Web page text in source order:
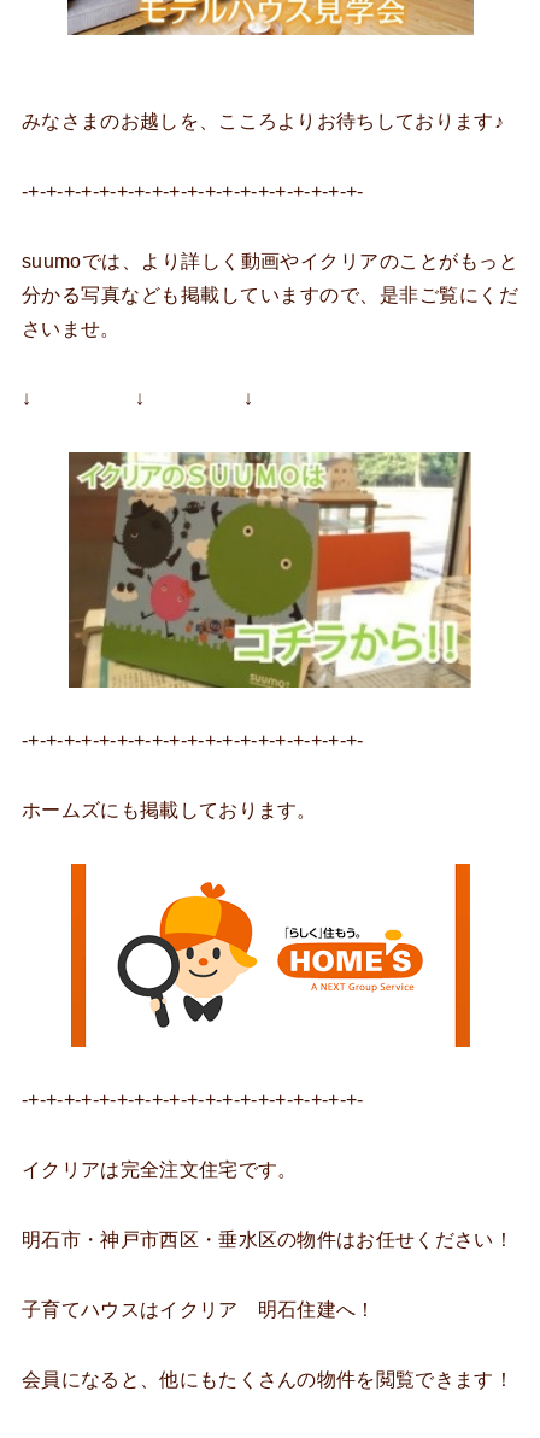
みなさまのお越しを、こころよりお待ちしております♪
-+-+-+-+-+-+-+-+-+-+-+-+-+-+-+-+-+-+-+-
suumoでは、より詳しく動画やイクリアのことがもっと
分かる写真なども掲載していますので、是非ご覧にくだ
さいませ。
↓ ↓ ↓
-+-+-+-+-+-+-+-+-+-+-+-+-+-+-+-+-+-+-+-
ホームズにも掲載しております。
-+-+-+-+-+-+-+-+-+-+-+-+-+-+-+-+-+-+-+-
イクリアは完全注文住宅です。
明石市・神戸市西区・垂水区の物件はお任せください！
子育てハウスはイクリア 明石住建へ！
会員になると、他にもたくさんの物件を閲覧できます！